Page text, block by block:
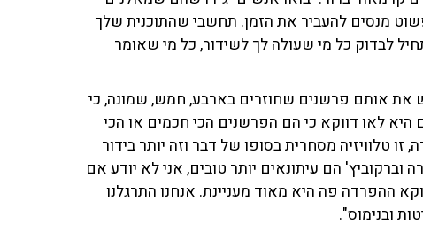
מנסים להעביר את הזמן. תחשבי שהתוכנית שלך
לבדוק כל מי שעולה לך לשידור, כל מי שאומר
אותם פרשנים שחוזרים בארבע, חמש, שמונה, כי
לאו דווקא כי הם הפרשנים הכי חכמים או הכי
טלוויזיה מסחרית בסופו של דבר וזה יותר בידור
הם עיתונאים יותר טובים, אני לא יודע אם
ההפרדה פה היא מאוד מעניינת. אנחנו התרגלנו
ובנימוס".